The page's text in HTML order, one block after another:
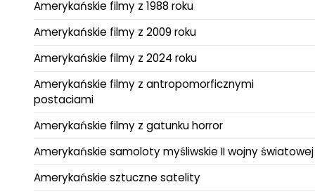
Amerykańskie filmy z 1988 roku
Amerykańskie filmy z 2009 roku
Amerykańskie filmy z 2024 roku
Amerykańskie filmy z antropomorficznymi
postaciami
Amerykańskie filmy z gatunku horror
Amerykańskie samoloty myśliwskie II wojny światowej
Amerykańskie sztuczne satelity